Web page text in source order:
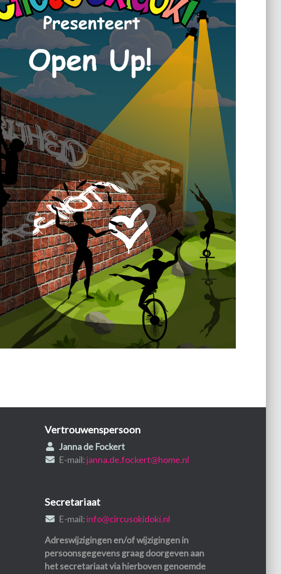
Vertrouwenspersoon
Janna de Fockert
E-mail: janna.de.fockert@home.nl
Secretariaat
E-mail: info@circusokidoki.nl
Adreswijzigingen en/of wijzigingen in
persoonsgegevens graag doorgeven aan
het secretariaat via hierboven genoemde